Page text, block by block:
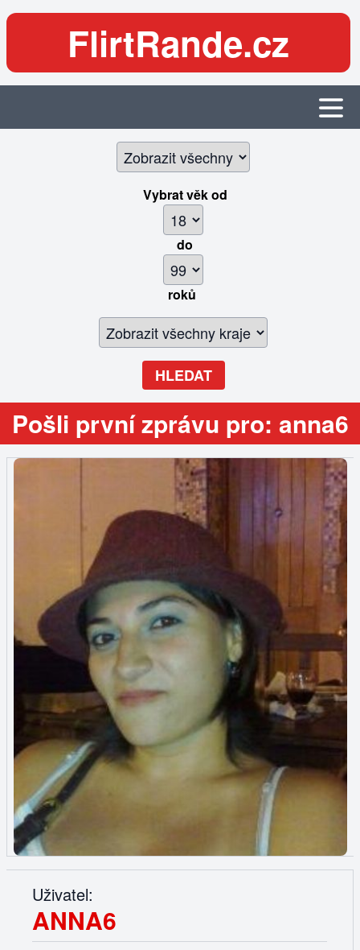
FlirtRande.cz
Vybrat věkod
do
roků
HLEDAT
Pošli první zprávu pro: anna6
Uživatel:
ANNA6